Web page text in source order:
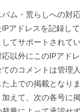
ム・荒らしへの対
アドレスを記録し
てサポートされて
以外にこのIPアド
のコメントは管理
上での掲載となり
えて、次の各号に